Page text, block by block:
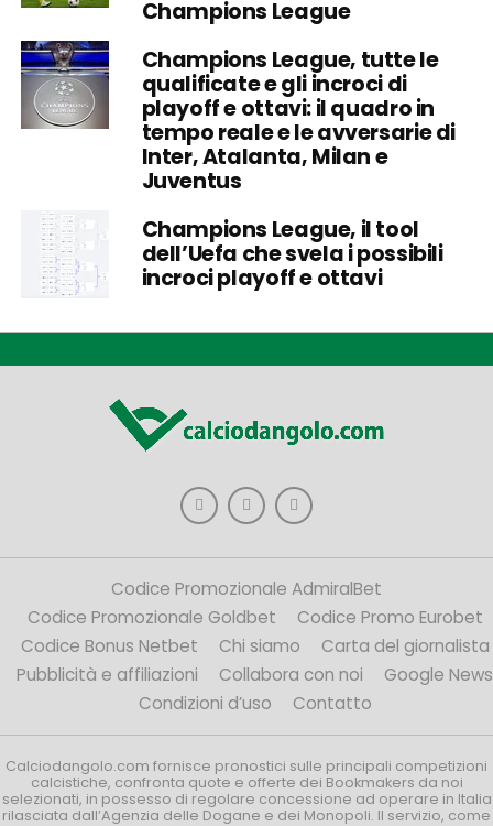
Champions League
Champions League, tutte le
qualificate e gli incroci di
playoff e ottavi: il quadro in
tempo reale e le avversarie di
Inter, Atalanta, Milan e
Juventus
Champions League, il tool
dell’Uefa che svela i possibili
incroci playoff e ottavi
Codice Promozionale AdmiralBet
Codice Promozionale Goldbet
Codice Promo Eurobet
Codice Bonus Netbet
Chi siamo
Carta del giornalista
Pubblicità e affiliazioni
Collabora con noi
Google News
Condizioni d’uso
Contatto
Calciodangolo.com fornisce pronostici sulle principali competizioni
calcistiche, confronta quote e offerte dei Bookmakers da noi
selezionati, in possesso di regolare concessione ad operare in Italia
rilasciata dall’Agenzia delle Dogane e dei Monopoli. Il servizio, come